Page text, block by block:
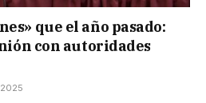
que el año pasado:
con autoridades